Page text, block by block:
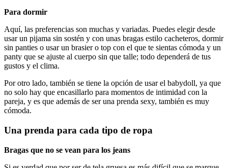
Para dormir
Aquí, las preferencias son muchas y variadas. Puedes elegir desde
usar un pijama sin sostén y con unas bragas estilo cacheteros, dormir
sin panties o usar un brasier o top con el que te sientas cómoda y un
panty que se ajuste al cuerpo sin que talle; todo dependerá de tus
gustos y el clima.
Por otro lado, también se tiene la opción de usar el babydoll, ya que
no solo hay que encasillarlo para momentos de intimidad con la
pareja, y es que además de ser una prenda sexy, también es muy
cómoda.
Una prenda para cada tipo de ropa
Bragas que no se vean para los jeans